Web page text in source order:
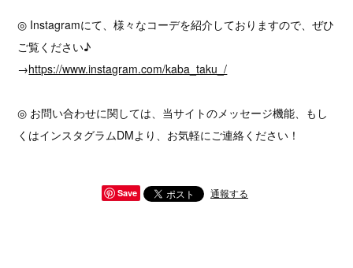
◎ Instagramにて、様々なコーデを紹介しておりますので、ぜひ
ご覧ください♪
→https://www.instagram.com/kaba_taku_/
◎ お問い合わせに関しては、当サイトのメッセージ機能、もし
くはインスタグラムDMより、お気軽にご連絡ください！
Save 通報する